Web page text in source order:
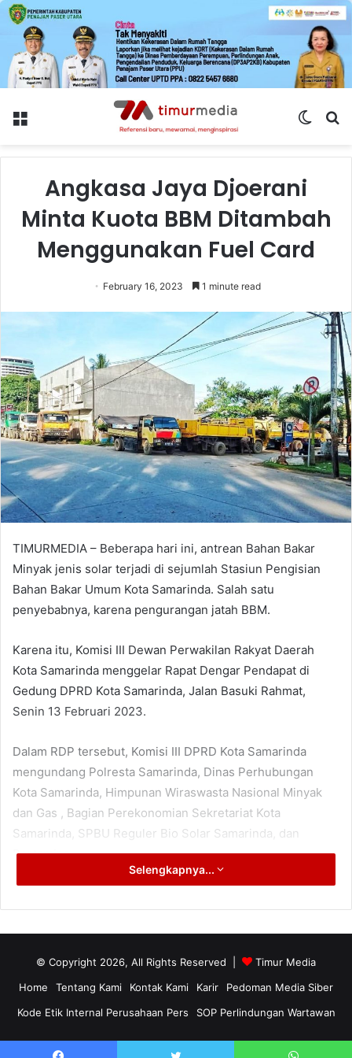
Menu
Switch
Angkasa Jaya Djoerani
Minta Kuota BBM Ditambah
Menggunakan Fuel Card
February 16, 2023 1 minute read
TIMURMEDIA – Beberapa hari ini, antrean Bahan Bakar
Minyak jenis solar terjadi di sejumlah Stasiun Pengisian
Bahan Bakar Umum Kota Samarinda. Salah satu
penyebabnya, karena pengurangan jatah BBM.
Karena itu, Komisi III Dewan Perwakilan Rakyat Daerah
Kota Samarinda menggelar Rapat Dengar Pendapat di
Gedung DPRD Kota Samarinda, Jalan Basuki Rahmat,
Senin 13 Februari 2023.
Dalam RDP tersebut, Komisi III DPRD Kota Samarinda
mengundang Polresta Samarinda, Dinas Perhubungan
Kota Samarinda, Himpunan Wiraswasta Nasional Minyak
dan Gas , Bagian Perekonomian Sekretariat Kota
Samarinda, SPBU Reguler Bio Solar Samarinda, dan
Pertamina.
truk masih terjadi di beberapa lokasi SPBU,” kata Ketua
Komisi III DPRD Kota Samarinda, Angkasa Jaya Djoerani.
“Padahal sudah ada kebijakan penggunaan fuel card saat
kendala penerapan fuel card di lapangan,” timpalnya,
kemarin.
Selengkapnya...
© Copyright 2026, All Rights Reserved |
Timur Media
Home
Tentang Kami Kontak Kami Karir
Pedoman Media Siber
Kode Etik Internal Perusahaan Pers
SOP Perlindungan Wartawan